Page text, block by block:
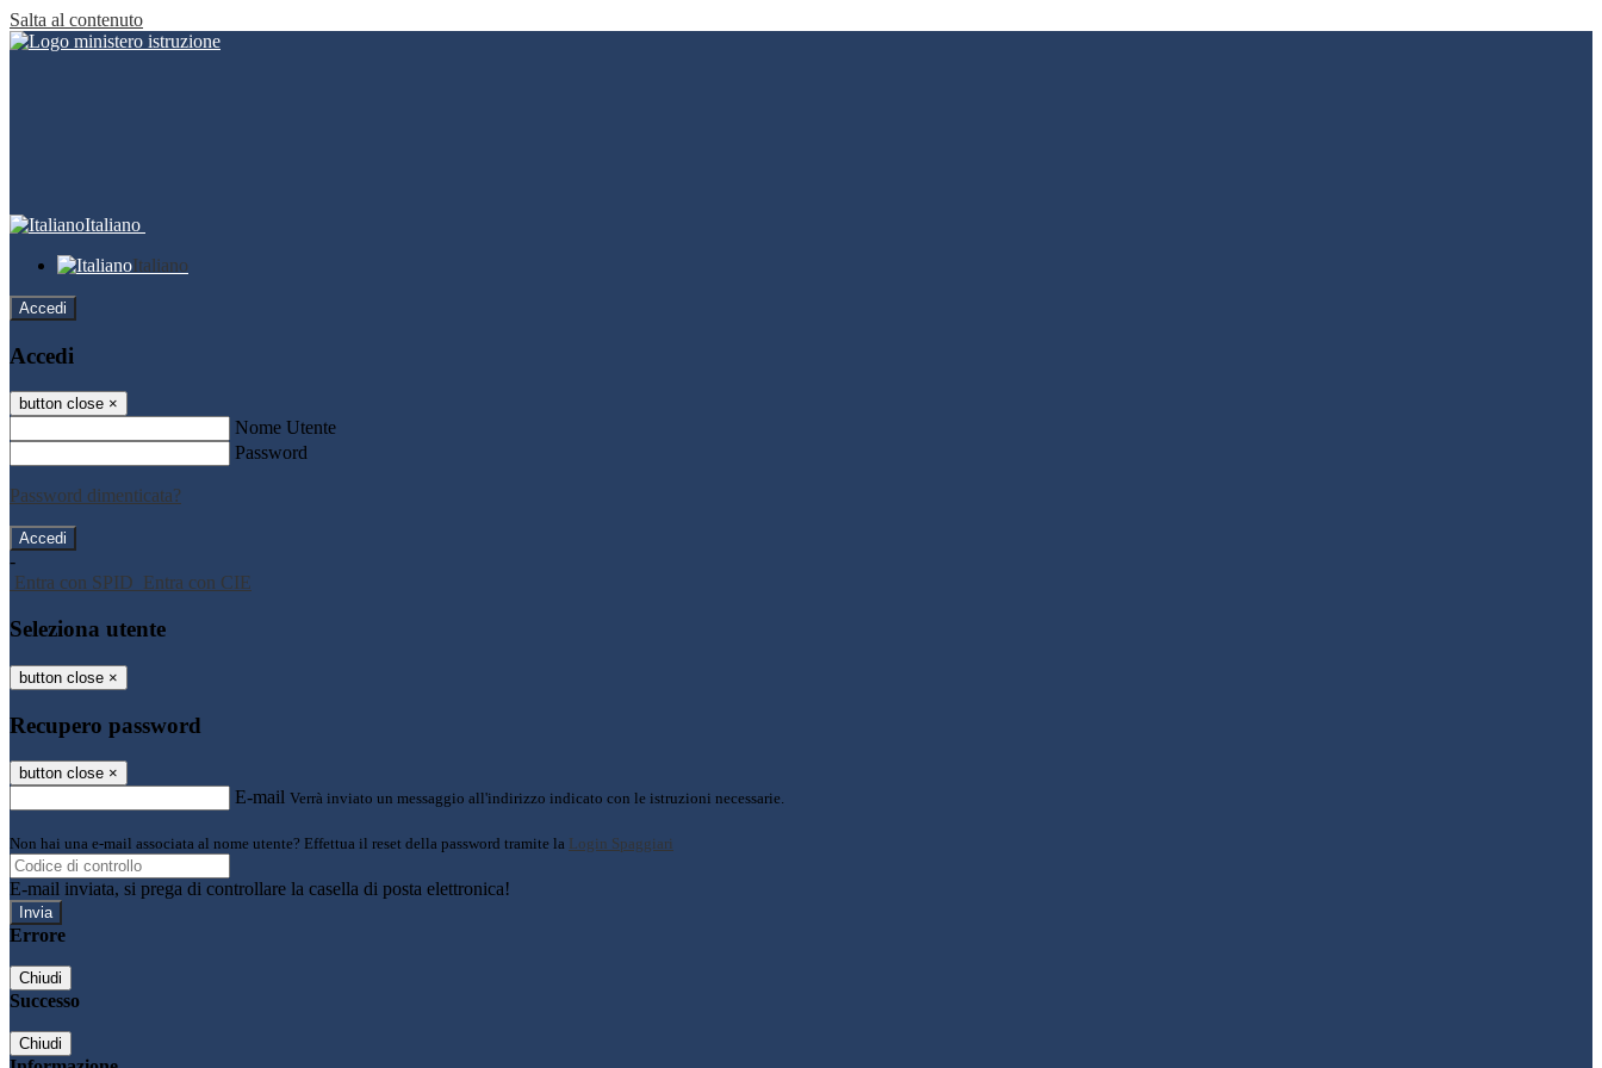
Salta al contenuto
Italiano
Italiano
Accedi
Accedi
button close ×
Nome Utente
Password
Password dimenticata?
-
Entra con SPID Entra con CIE
Seleziona utente
button close ×
Recupero password
button close ×
E-mail Verrà inviato un messaggio all'indirizzo indicato con le istruzioni necessarie.
Non hai una e-mail associata al nome utente? Effettua il reset della password tramite la Login Spaggiari
E-mail inviata, si prega di controllare la casella di posta elettronica!
Errore
Chiudi
Successo
Chiudi